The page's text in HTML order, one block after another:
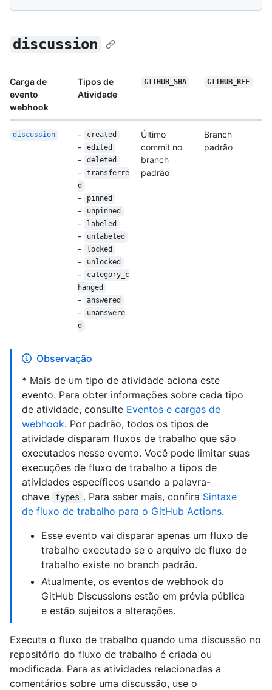
discussion
Carga de
evento
webhook
Tipos de
Atividade
GITHUB_SHA GITHUB_REF
discussion - created
- edited
- deleted
-
transferre
d
- pinned
- unpinned
- labeled
- unlabeled
- locked
- unlocked
-
category_c
hanged
- answered
-
unanswere
d
Último
commit no
branch
padrão
Branch
padrão
Observação
* Mais de um tipo de atividade aciona este
evento. Para obter informações sobre cada tipo
de atividade, consulte Eventos e cargas de
webhook. Por padrão, todos os tipos de
atividade disparam fluxos de trabalho que são
executados nesse evento. Você pode limitar suas
execuções de fluxo de trabalho a tipos de
atividades específicos usando a palavra-
chave
types . Para saber mais, confira Sintaxe
de fluxo de trabalho para o GitHub Actions.
Esse evento vai disparar apenas um fluxo de
trabalho executado se o arquivo de fluxo de
trabalho existe no branch padrão.
Atualmente, os eventos de webhook do
GitHub Discussions estão em prévia pública
e estão sujeitos a alterações.
Executa o fluxo de trabalho quando uma discussão no
repositório do fluxo de trabalho é criada ou
modificada. Para as atividades relacionadas a
comentários sobre uma discussão, use o